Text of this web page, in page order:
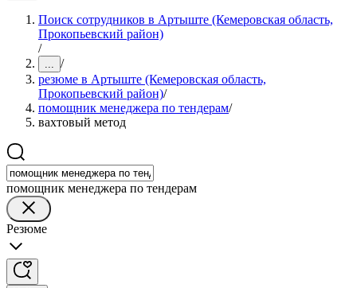
Поиск сотрудников в Артыште (Кемеровская область,
Прокопьевский район)
/
... /
резюме в Артыште (Кемеровская область,
Прокопьевский район)/
помощник менеджера по тендерам/
вахтовый метод
помощник менеджера по тендерам
Резюме